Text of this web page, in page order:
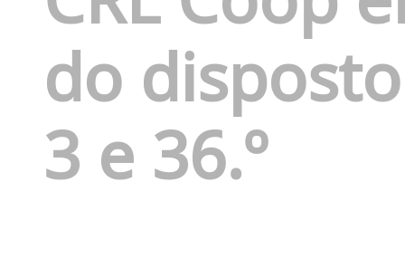
do
3 e 36.º